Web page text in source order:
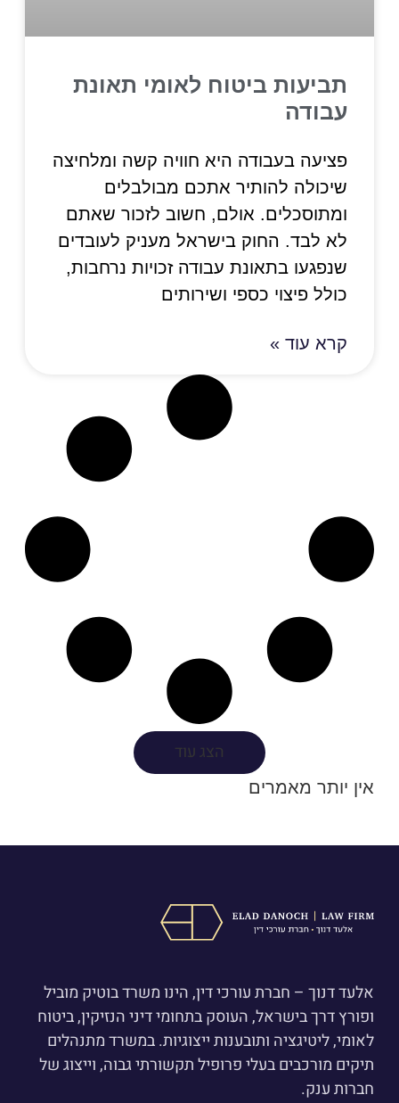
תביעות ביטוח לאומי תאונת
עבודה
פציעה בעבודה היא חוויה קשה ומלחיצה
שיכולה להותיר אתכם מבולבלים
ומתוסכלים. אולם, חשוב לזכור שאתם
לא לבד. החוק בישראל מעניק לעובדים
שנפגעו בתאונת עבודה זכויות נרחבות,
כולל פיצוי כספי ושירותים
קרא עוד »
הצג עוד
אין יותר מאמרים
אלעד דנוך – חברת עורכי דין, הינו משרד בוטיק מוביל
ופורץ דרך בישראל, העוסק בתחומי דיני הנזיקין, ביטוח
לאומי, ליטיגציה ותובענות ייצוגיות. במשרד מתנהלים
תיקים מורכבים בעלי פרופיל תקשורתי גבוה, וייצוג של
חברות ענק.